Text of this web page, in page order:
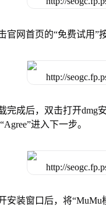
官网首页的“免费试用”
完成后，双击打开dmg
进入下一步。
安装窗口后，将